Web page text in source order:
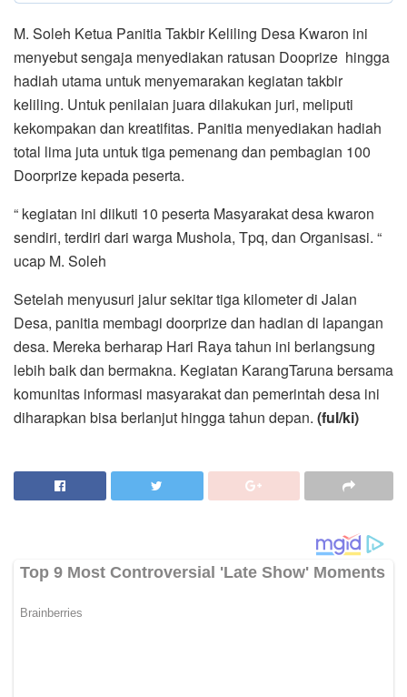
M. Soleh Ketua Panitia Takbir Keliling Desa Kwaron ini
menyebut sengaja menyediakan ratusan Dooprize hingga
hadiah utama untuk menyemarakan kegiatan takbir
keliling. Untuk penilaian juara dilakukan juri, meliputi
kekompakan dan kreatifitas. Panitia menyediakan hadiah
total lima juta untuk tiga pemenang dan pembagian 100
Doorprize kepada peserta.
“ kegiatan ini diikuti 10 peserta Masyarakat desa kwaron
sendiri, terdiri dari warga Mushola, Tpq, dan Organisasi. “
ucap M. Soleh
Setelah menyusuri jalur sekitar tiga kilometer di Jalan
Desa, panitia membagi doorprize dan hadian di lapangan
desa. Mereka berharap Hari Raya tahun ini berlangsung
lebih baik dan bermakna. Kegiatan KarangTaruna bersama
komunitas informasi masyarakat dan pemerintah desa ini
diharapkan bisa berlanjut hingga tahun depan. (ful/ki)